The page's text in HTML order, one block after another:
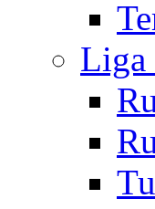
Liga